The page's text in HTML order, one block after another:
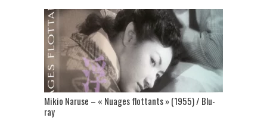
Mikio Naruse – « Nuages flottants » (1955) / Blu-
ray